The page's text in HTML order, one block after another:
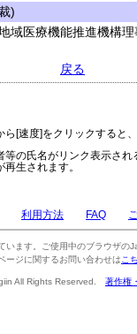
)
域医療機能推進機構理
戻る
ら[速度]をクリックすると
等の氏名がリンク表示さ
生されます。
利用方法 FAQ
います。ご使用中のブラウザの
ージに関するお問い合わせは こ
All Rights Reserved. 著作権